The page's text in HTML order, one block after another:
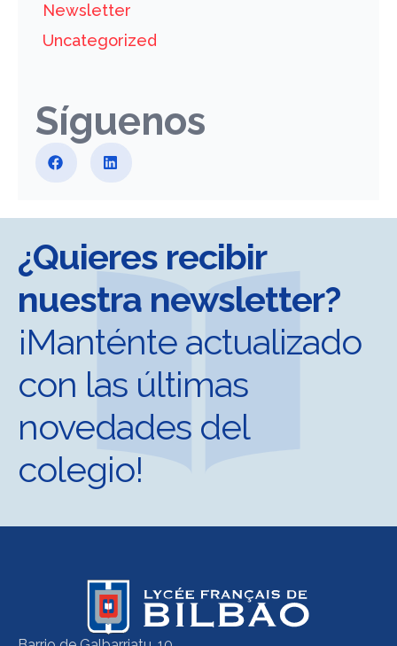
Newsletter
Uncategorized
Síguenos
¿Quieres recibir
nuestra newsletter?
¡Manténte actualizado
con las últimas
novedades del
colegio!